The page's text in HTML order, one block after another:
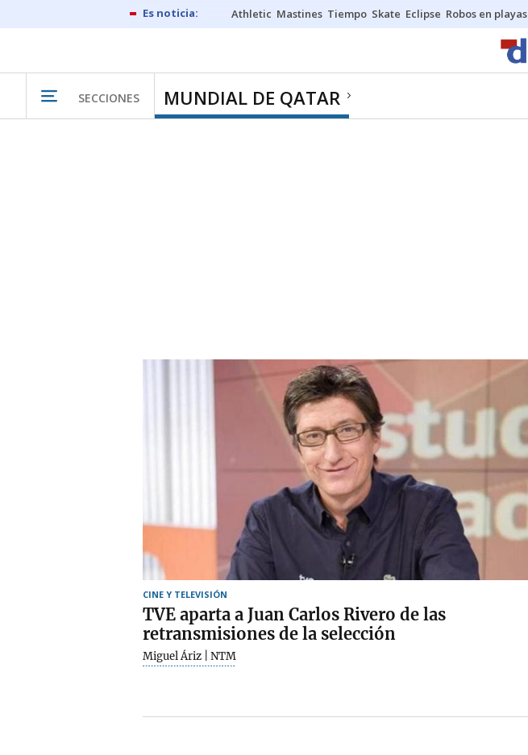
Athletic Mastines Tiempo Skate Eclipse Robos en playas
SECCIONES MUNDIAL DE QATAR
CINE Y TELEVISIÓN
TVE aparta a Juan Carlos Rivero de las
retransmisiones de la selección
Miguel Áriz | NTM